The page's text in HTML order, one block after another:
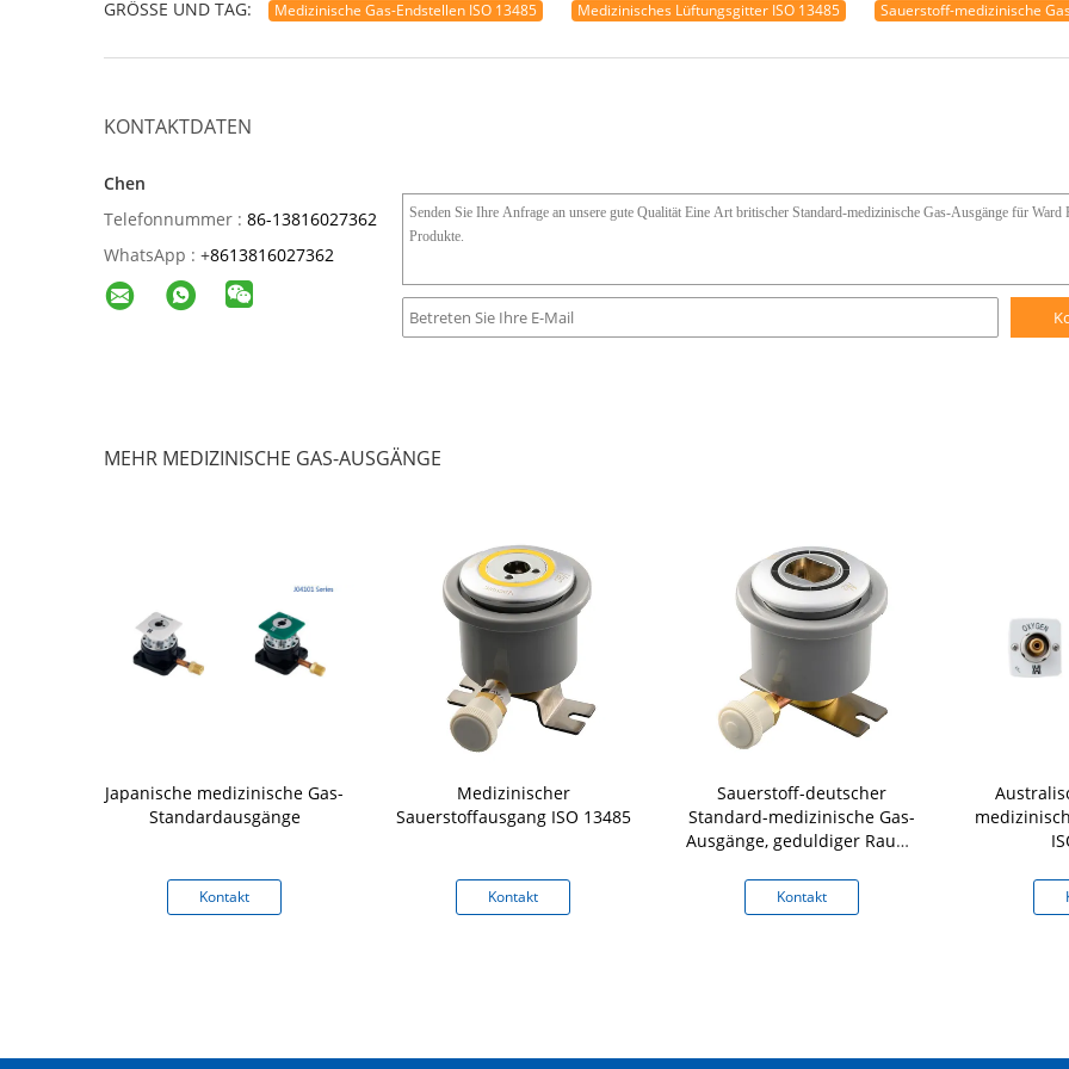
GRÖSSE UND TAG: Medizinische Gas-Endstellen ISO 13485 Medizinisches Lüftungsgitter ISO 13485 Sauerstoff-medizinische
KONTAKTDATEN
Chen
Telefonnummer : 86-13816027362
WhatsApp : +8613816027362
MEHR MEDIZINISCHE GAS-AUSGÄNGE
Japanische medizinische Gas-
Standardausgänge
Kontakt
Medizinischer
Sauerstoffausgang ISO 13485
Kontakt
Sauerstoff-deutscher
Standard-medizinische Gas-
Ausgänge, geduldiger Raum-
Kontakt